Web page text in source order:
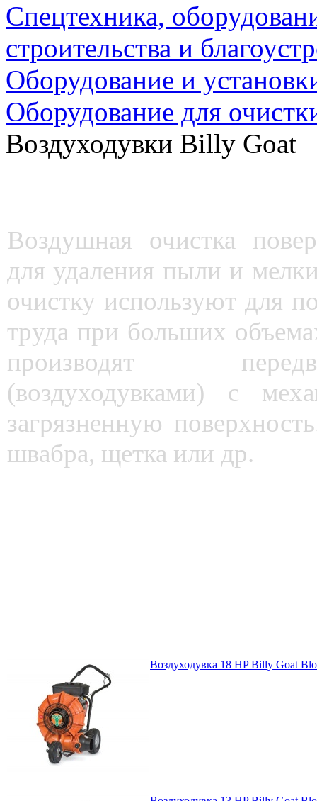
Спецтехника,
строительства и
Оборудование и
Оборудование для
Воздуходувки Billy Goat
Воздушная очистка
для удаления пыли и
очистку используют для
труда при больших
производят
(воздуходувками) с
загрязненную
швабра, щетка или др.
Воздуходувка 18 HP Billy Goat